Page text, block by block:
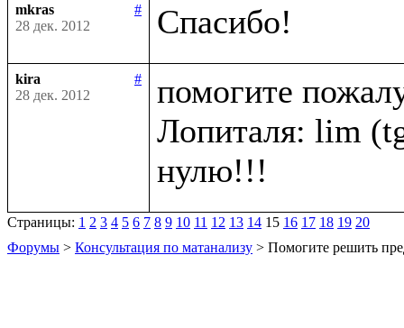
mkras
#
28 дек. 2012
kira
#
28 дек. 2012
помогите
Лопиталя: lim
Страницы: 1 2 3 4 5 6 7 8 9 10 11 12 13 14 15 16 17 18 19 20
Форумы > Консультация по матанализу > Помогите решить